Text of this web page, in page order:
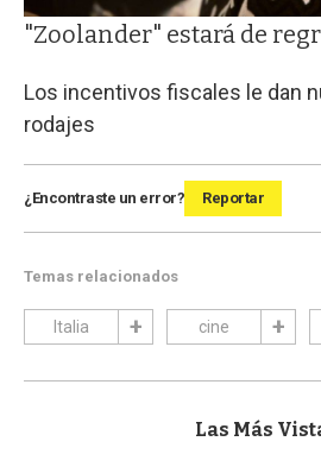
"Zoolander" estará de
Los incentivos fiscales le dan
rodajes
¿Encontraste un error? Reportar
Temas relacionados
Italia cine
Las Más